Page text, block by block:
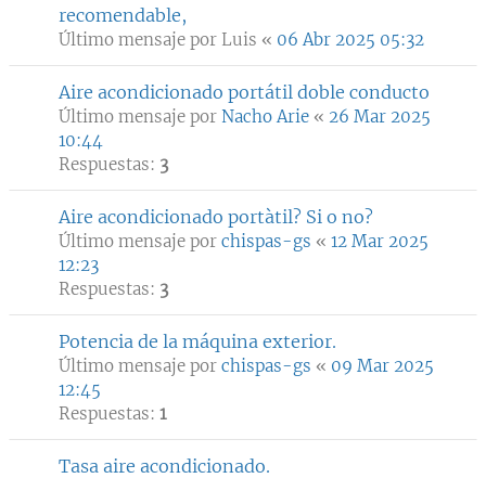
recomendable,
Último mensaje por Luis « 06 Abr 2025 05:32
Aire acondicionado portátil doble conducto
Último mensaje por Nacho Arie « 26 Mar 2025
10:44
Respuestas: 3
Aire acondicionado portàtil? Si o no?
Último mensaje por chispas-gs « 12 Mar 2025
12:23
Respuestas: 3
Potencia de la máquina exterior.
Último mensaje por chispas-gs « 09 Mar 2025
12:45
Respuestas: 1
Tasa aire acondicionado.